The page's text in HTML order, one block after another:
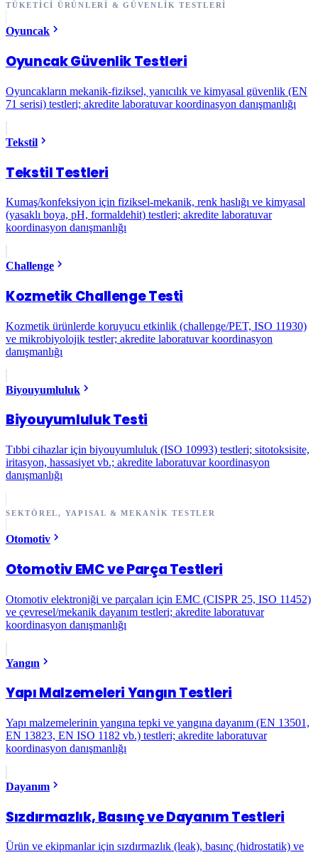
TÜKETICI ÜRÜNLERI & GÜVENLIK TESTLERI
Oyuncak
Oyuncak Güvenlik Testleri
Oyuncakların mekanik-fiziksel, yanıcılık ve kimyasal güvenlik (EN
71 serisi) testleri; akredite laboratuvar koordinasyon danışmanlığı
Tekstil
Tekstil Testleri
Kumaş/konfeksiyon için fiziksel-mekanik, renk haslığı ve kimyasal
(yasaklı boya, pH, formaldehit) testleri; akredite laboratuvar
koordinasyon danışmanlığı
Challenge
Kozmetik Challenge Testi
Kozmetik ürünlerde koruyucu etkinlik (challenge/PET, ISO 11930)
ve mikrobiyolojik testler; akredite laboratuvar koordinasyon
danışmanlığı
Biyouyumluluk
Biyouyumluluk Testi
Tıbbi cihazlar için biyouyumluluk (ISO 10993) testleri; sitotoksisite,
iritasyon, hassasiyet vb.; akredite laboratuvar koordinasyon
danışmanlığı
SEKTÖREL, YAPISAL & MEKANIK TESTLER
Otomotiv
Otomotiv EMC ve Parça Testleri
Otomotiv elektroniği ve parçaları için EMC (CISPR 25, ISO 11452)
ve çevresel/mekanik dayanım testleri; akredite laboratuvar
koordinasyon danışmanlığı
Yangın
Yapı Malzemeleri Yangın Testleri
Yapı malzemelerinin yangına tepki ve yangına dayanım (EN 13501,
EN 13823, EN ISO 1182 vb.) testleri; akredite laboratuvar
koordinasyon danışmanlığı
Dayanım
Sızdırmazlık, Basınç ve Dayanım Testleri
Ürün ve ekipmanlar için sızdırmazlık (leak), basınç (hidrostatik) ve